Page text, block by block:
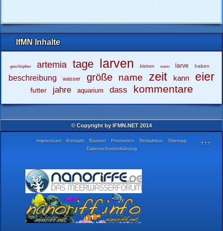
IfMN Inhalte
geschlüpften artemia tage larven kleinen wenn larve haben
beschreibung wasser größe name zeit kann eier
futter jahre aquarium dass kommentare
© Copyright by IFMN.NET 2014
↑↑↑
Impressum Kontakt Banner Promotion Redaktion
Sitemap
Datenschutzerklärung